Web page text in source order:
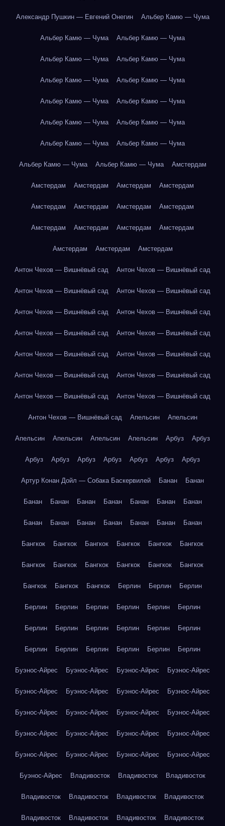
Александр Пушкин — Евгений Онегин Альбер Камю — Чума
Альбер Камю — Чума Альбер Камю — Чума
Альбер Камю — Чума Альбер Камю — Чума
Альбер Камю — Чума Альбер Камю — Чума
Альбер Камю — Чума Альбер Камю — Чума
Альбер Камю — Чума Альбер Камю — Чума
Альбер Камю — Чума Альбер Камю — Чума
Альбер Камю — Чума Альбер Камю — Чума Амстердам
Амстердам Амстердам Амстердам Амстердам
Амстердам Амстердам Амстердам Амстердам
Амстердам Амстердам Амстердам Амстердам
Амстердам Амстердам Амстердам
Антон Чехов — Вишнёвый сад Антон Чехов — Вишнёвый сад
Антон Чехов — Вишнёвый сад Антон Чехов — Вишнёвый сад
Антон Чехов — Вишнёвый сад Антон Чехов — Вишнёвый сад
Антон Чехов — Вишнёвый сад Антон Чехов — Вишнёвый сад
Антон Чехов — Вишнёвый сад Антон Чехов — Вишнёвый сад
Антон Чехов — Вишнёвый сад Антон Чехов — Вишнёвый сад
Антон Чехов — Вишнёвый сад Антон Чехов — Вишнёвый сад
Антон Чехов — Вишнёвый сад Апельсин Апельсин
Апельсин Апельсин Апельсин Апельсин Арбуз Арбуз
Арбуз Арбуз Арбуз Арбуз Арбуз Арбуз Арбуз
Артур Конан Дойл — Собака Баскервилей Банан Банан
Банан Банан Банан Банан Банан Банан Банан
Банан Банан Банан Банан Банан Банан Банан
Бангкок Бангкок Бангкок Бангкок Бангкок Бангкок
Бангкок Бангкок Бангкок Бангкок Бангкок Бангкок
Бангкок Бангкок Бангкок Берлин Берлин Берлин
Берлин Берлин Берлин Берлин Берлин Берлин
Берлин Берлин Берлин Берлин Берлин Берлин
Берлин Берлин Берлин Берлин Берлин Берлин
Буэнос-Айрес Буэнос-Айрес Буэнос-Айрес Буэнос-Айрес
Буэнос-Айрес Буэнос-Айрес Буэнос-Айрес Буэнос-Айрес
Буэнос-Айрес Буэнос-Айрес Буэнос-Айрес Буэнос-Айрес
Буэнос-Айрес Буэнос-Айрес Буэнос-Айрес Буэнос-Айрес
Буэнос-Айрес Буэнос-Айрес Буэнос-Айрес Буэнос-Айрес
Буэнос-Айрес Владивосток Владивосток Владивосток
Владивосток Владивосток Владивосток Владивосток
Владивосток Владивосток Владивосток Владивосток